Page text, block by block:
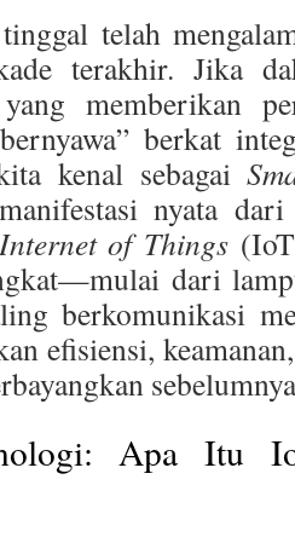
telah
terakhir. Jika
memberikan
berkat
kenal sebagai
nyata
Internet of Things
dari
berkomunikasi
efisiensi,
Apa Itu